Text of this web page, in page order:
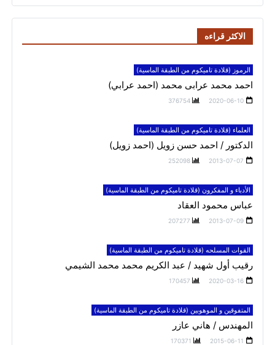
الاكثر قراءه
الرموز (قلادة تاميكوم من الطبقة الماسية)
احمد محمد عرابى محمد (احمد عرابي)
2020-06-10
376754
العلماء (قلادة تاميكوم من الطبقة الماسية)
الدكتور / احمد حسن زويل (احمد زويل)
2013-07-07
252098
الأدباء و المفكرون (قلادة تاميكوم من الطبقة الماسية)
عباس محمود العقاد
2013-07-09
207277
القوات المسلحه (قلادة تاميكوم من الطبقة الماسية)
رقيب أول شهيد / عبد الكريم محمد محمد الشيمي
2020-03-16
170457
المتفوقين و الموهوبين (قلادة تاميكوم من الطبقة الماسية)
المهندس / هاني عازر
2015-06-11
170371